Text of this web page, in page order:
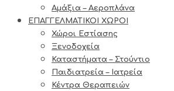
Αμάξια – Αεροπλάνα
ΕΠΑΓΓΕΛΜΑΤΙΚΟΙ ΧΩΡΟΙ
Χώροι Εστίασης
Ξενοδοχεία
Καταστήματα – Στούντιο
Παιδιατρεία – Ιατρεία
Κέντρα Θεραπειών